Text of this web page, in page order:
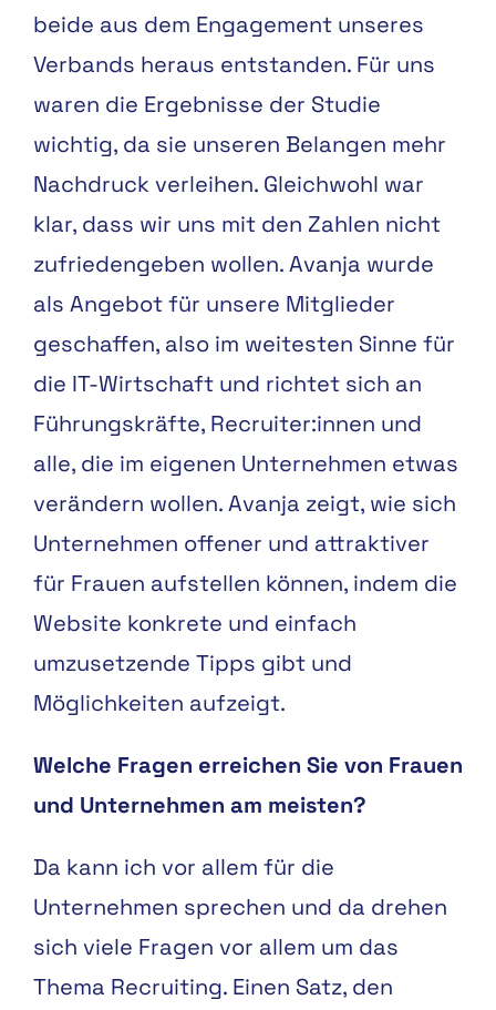
beide aus dem Engagement unseres
Verbands heraus entstanden. Für uns
waren die Ergebnisse der Studie
wichtig, da sie unseren Belangen mehr
Nachdruck verleihen. Gleichwohl war
klar, dass wir uns mit den Zahlen nicht
zufriedengeben wollen. Avanja wurde
als Angebot für unsere Mitglieder
geschaffen, also im weitesten Sinne für
die IT-Wirtschaft und richtet sich an
Führungskräfte, Recruiter:innen und
alle, die im eigenen Unternehmen etwas
verändern wollen. Avanja zeigt, wie sich
Unternehmen offener und attraktiver
für Frauen aufstellen können, indem die
Website konkrete und einfach
umzusetzende Tipps gibt und
Möglichkeiten aufzeigt.
Welche Fragen erreichen Sie von Frauen
und Unternehmen am meisten?
Da kann ich vor allem für die
Unternehmen sprechen und da drehen
sich viele Fragen vor allem um das
Thema Recruiting. Einen Satz, den